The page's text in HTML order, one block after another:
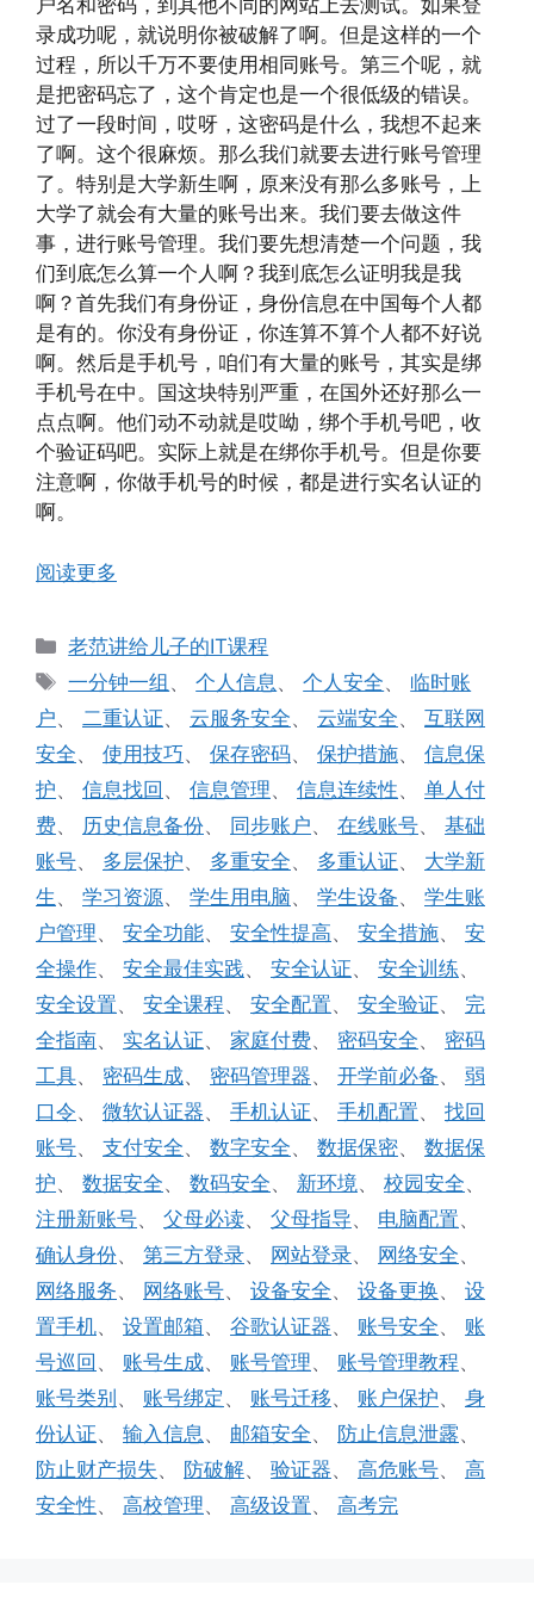
户名和密码，到其他不同的网站上去测试。如果登
录成功呢，就说明你被破解了啊。但是这样的一个
过程，所以千万不要使用相同账号。第三个呢，就
是把密码忘了，这个肯定也是一个很低级的错误。
过了一段时间，哎呀，这密码是什么，我想不起来
了啊。这个很麻烦。那么我们就要去进行账号管理
了。特别是大学新生啊，原来没有那么多账号，上
大学了就会有大量的账号出来。我们要去做这件
事，进行账号管理。我们要先想清楚一个问题，我
们到底怎么算一个人啊？我到底怎么证明我是我
啊？首先我们有身份证，身份信息在中国每个人都
是有的。你没有身份证，你连算不算个人都不好说
啊。然后是手机号，咱们有大量的账号，其实是绑
手机号在中。国这块特别严重，在国外还好那么一
点点啊。他们动不动就是哎呦，绑个手机号吧，收
个验证码吧。实际上就是在绑你手机号。但是你要
注意啊，你做手机号的时候，都是进行实名认证的
啊。
阅读更多
分
老范讲给儿子的IT课程
标
签
一分钟一组 、个人信息 、个人安全、 临时账
户、 二重认证、 云服务安全、 云端安全、 互联网
安全、 使用技巧、 保存密码、 保护措施、 信息保
护、 信息找回 、 信息管理、 信息连续性、 单人付
费、 历史信息备份、 同步账户、 在线账号、 基础
账号、 多层保护、 多重安全、 多重认证、 大学新
生 、 学习资源、 学生用电脑、 学生设备、 学生账
户管理、 安全功能、 安全性提高、 安全措施、 安
全操作、 安全最佳实践、 安全认证、 安全训练、
安全设置、 安全课程、 安全配置、 安全验证、 完
全指南、 实名认证、 家庭付费、 密码安全、 密码
工具、 密码生成、 密码管理器、 开学前必备、 弱
口令、 微软认证器、 手机认证、 手机配置、 找回
账号、 支付安全、 数字安全、 数据保密、 数据保
护、 数据安全、 数码安全、 新环境、 校园安全、
注册新账号、 父母必读、 父母指导、 电脑配置、
确认身份、 第三方登录、 网站登录、 网络安全、
网络服务、 网络账号、 设备安全、 设备更换、 设
置手机、 设置邮箱、 谷歌认证器、 账号安全、 账
号巡回 、 账号生成、 账号管理、 账号管理教程、
账号类别、 账号绑定 、 账号迁移、 账户保护、 身
份认证、 输入信息 、 邮箱安全、 防止信息泄露、
防止财产损失、 防破解、 验证器、 高危账号、 高
安全性、 高校管理、 高级设置、 高考完